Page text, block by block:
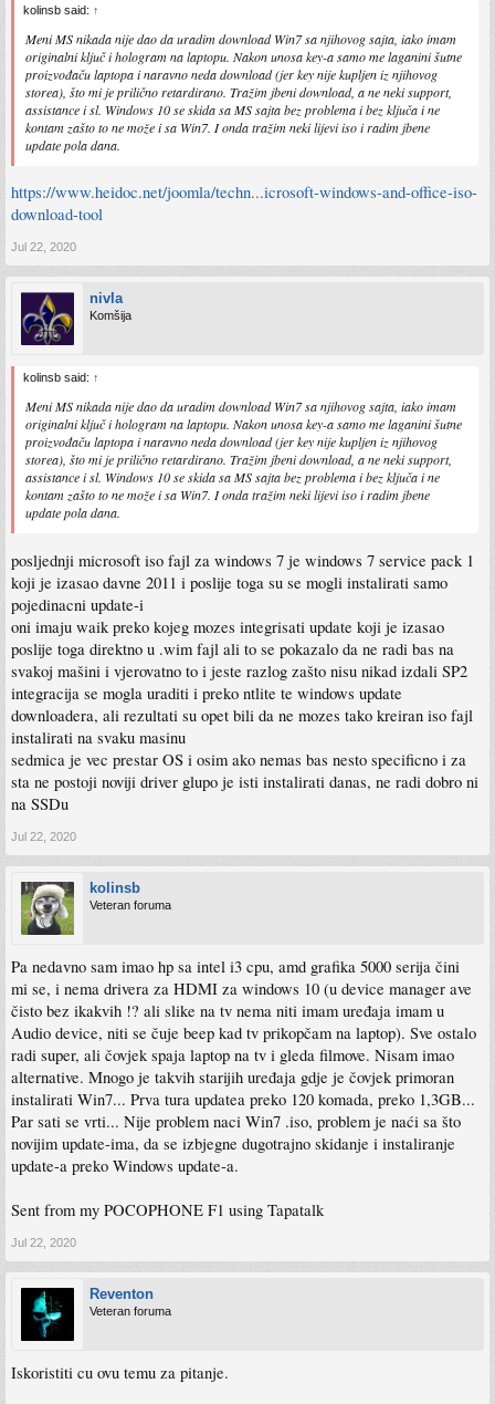
kolinsb said: ↑
Meni MS nikada nije dao da uradim download Win7 sa njihovog sajta, iako imam
originalni ključ i hologram na laptopu. Nakon unosa key-a samo me laganini šutne
proizvođaču laptopa i naravno neda download (jer key nije kupljen iz njihovog
storea), što mi je prilično retardirano. Tražim jbeni download, a ne neki support,
assistance i sl. Windows 10 se skida sa MS sajta bez problema i bez ključa i ne
kontam zašto to ne može i sa Win7. I onda tražim neki lijevi iso i radim jbene
update pola dana.
https://www.heidoc.net/joomla/techn...icrosoft-windows-and-office-iso-
download-tool
Jul 22, 2020
nivla
Komšija
kolinsb said: ↑
Meni MS nikada nije dao da uradim download Win7 sa njihovog sajta, iako imam
originalni ključ i hologram na laptopu. Nakon unosa key-a samo me laganini šutne
proizvođaču laptopa i naravno neda download (jer key nije kupljen iz njihovog
storea), što mi je prilično retardirano. Tražim jbeni download, a ne neki support,
assistance i sl. Windows 10 se skida sa MS sajta bez problema i bez ključa i ne
kontam zašto to ne može i sa Win7. I onda tražim neki lijevi iso i radim jbene
update pola dana.
posljednji microsoft iso fajl za windows 7 je windows 7 service pack 1
koji je izasao davne 2011 i poslije toga su se mogli instalirati samo
pojedinacni update-i
oni imaju waik preko kojeg mozes integrisati update koji je izasao
poslije toga direktno u .wim fajl ali to se pokazalo da ne radi bas na
svakoj mašini i vjerovatno to i jeste razlog zašto nisu nikad izdali SP2
integracija se mogla uraditi i preko ntlite te windows update
downloadera, ali rezultati su opet bili da ne mozes tako kreiran iso fajl
instalirati na svaku masinu
sedmica je vec prestar OS i osim ako nemas bas nesto specificno i za
sta ne postoji noviji driver glupo je isti instalirati danas, ne radi dobro ni
na SSDu
Jul 22, 2020
kolinsb
Veteran foruma
Pa nedavno sam imao hp sa intel i3 cpu, amd grafika 5000 serija čini
mi se, i nema drivera za HDMI za windows 10 (u device manager ave
čisto bez ikakvih !? ali slike na tv nema niti imam uređaja imam u
Audio device, niti se čuje beep kad tv prikopčam na laptop). Sve ostalo
radi super, ali čovjek spaja laptop na tv i gleda filmove. Nisam imao
alternative. Mnogo je takvih starijih uređaja gdje je čovjek primoran
instalirati Win7... Prva tura updatea preko 120 komada, preko 1,3GB...
Par sati se vrti... Nije problem naci Win7 .iso, problem je naći sa što
novijim update-ima, da se izbjegne dugotrajno skidanje i instaliranje
update-a preko Windows update-a.
Sent from my POCOPHONE F1 using Tapatalk
Jul 22, 2020
Reventon
Veteran foruma
Iskoristiti cu ovu temu za pitanje.